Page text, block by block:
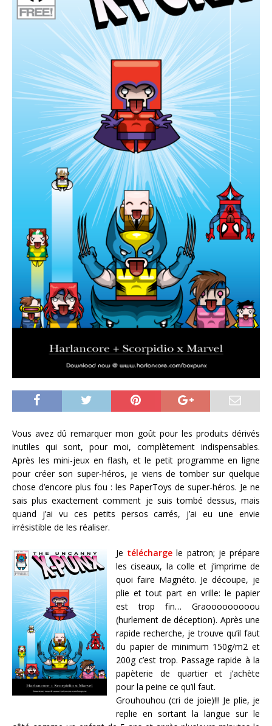
Vous avez dû remarquer mon goût pour les produits dérivés
inutiles qui sont, pour moi, complètement indispensables.
Après les mini-jeux en flash, et le petit programme en ligne
pour créer son super-héros, je viens de tomber sur quelque
chose d’encore plus fou : les PaperToys de super-héros. Je ne
sais plus exactement comment je suis tombé dessus, mais
quand j’ai vu ces petits persos carrés, j’ai eu une envie
irrésistible de les réaliser.
Je télécharge le patron; je prépare
les ciseaux, la colle et j’imprime de
quoi faire Magnéto. Je découpe, je
plie et tout part en vrille: le papier
est trop fin… Graooooooooou
(hurlement de déception). Après une
rapide recherche, je trouve qu’il faut
du papier de minimum 150g/m2 et
200g c’est trop. Passage rapide à la
papèterie de quartier et j’achète
pour la peine ce qu’il faut.
Grouhouhou (cri de joie)!!! Je plie, je
replie en sortant la langue sur le